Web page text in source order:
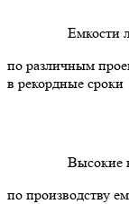
Емкости
по различным
в рекордные сроки
Высокие
по производству